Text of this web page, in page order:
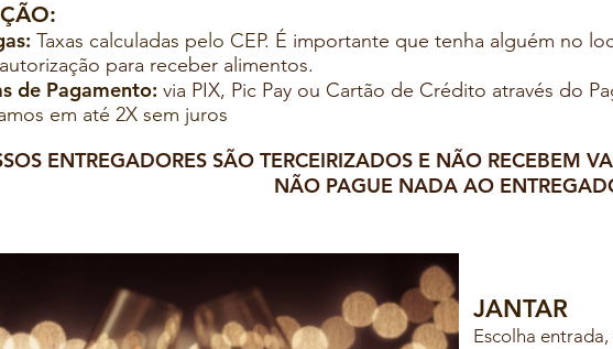
Taxas calculadas pelo CEP. É importante que tenha alguém no
para receber alimentos.
de Pagamento: via PIX, Pic Pay ou Cartão de Crédito através do
em até 2X sem juros
ENTREGADORES SÃO TERCEIRIZADOS E NÃO RECEBEM
NÃO PAGUE NADA AO
JANTAR
Escolha